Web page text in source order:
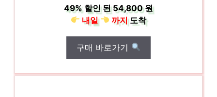
49% 할인 된54,800 원
내일
까지도착
구매 바로가기